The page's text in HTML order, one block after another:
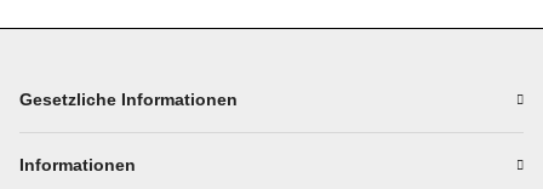
Gesetzliche Informationen
Informationen